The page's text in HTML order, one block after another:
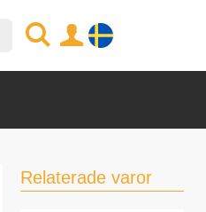
Relaterade varor